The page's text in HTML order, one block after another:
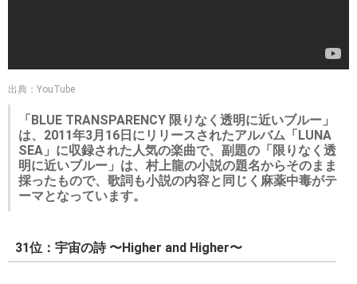
出典：YouTube
「BLUE TRANSPARENCY 限りなく透明に近いブルー」
は、2011年3月16日にリリースされたアルバム「LUNA
SEA」に収録された人気の楽曲で、副題の「限りなく透
明に近いブルー」は、村上龍の小説の題名からそのまま
採ったもので、歌詞も小説の内容と同じく麻薬中毒がテ
ーマとなっています。
31位：宇宙の詩 〜Higher and Higher〜